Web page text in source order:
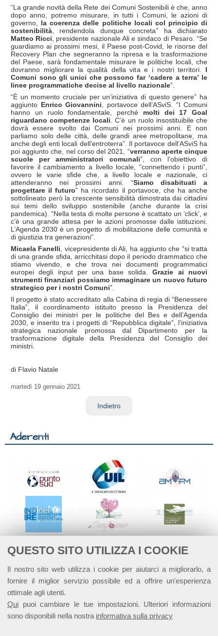
QUESTO SITO UTILIZZA I COOKIE
Il nostro sito web utilizza i cookie per aiutarci a migliorarlo, a
fornire il miglior servizio possibile ed a offrire un'esperienza
ottimale agli utenti.
Qui puoi cambiare le tue impostazioni. Ulteriori informazioni
sono disponibili nella nostra informativa sulla privacy
“La grande novità della Rete dei Comuni Sostenibili è che, anno
dopo anno, potremo misurare, in tutti i Comuni, le azioni di
governo, la coerenza delle politiche locali col principio di
sostenibilità , rendendola dunque concreta” ha dichiarato
Matteo Ricci , presidente nazionale Ali e sindaco di Pesaro. “Se
guardiamo ai prossimi mesi, il Paese post-Covid, le risorse del
Recovery Plan che segneranno la ripresa e la trasformazione
del Paese, sarà fondamentale misurare le politiche locali, che
dovranno migliorare la qualità della vita e i nostri territori. I
Comuni sono gli unici che possono far ‘cadere a terra’ le
linee programmatiche decise al livello nazionale”.
“È un momento cruciale per un’iniziativa di questo genere” ha
aggiunto Enrico Giovannini , portavoce dell’ASviS. “I Comuni
hanno un ruolo fondamentale, perché molti dei 17 Goal
riguardano competenze locali . C’è un ruolo insostituibile che
dovrà essere svolto dai Comuni nei prossimi anni. E non
parliamo solo delle città, delle grandi aree metropolitane, ma
anche degli enti locali dell’entroterra”. Il portavoce dell’ASviS ha
poi aggiunto che, nel corso del 2021, “verranno aperte cinque
scuole per amministratori comunali”, con l’obiettivo di
favorire il cambiamento a livello locale, “connettendo i punti”,
ovvero le varie sfide che, a livello locale e nazionale, ci
attenderanno nei prossimi anni. “Siamo disabituati a
progettare il futuro” ha ricordato il portavoce, che ha anche
sottolineato però la crescente sensibilità dimostrata dai cittadini
sui temi dello sviluppo sostenibile (anche durante la crisi
pandemica). “Nella testa di molte persone è scattato un ‘click’, e
c’è una grande attesa per le azioni promosse dalle istituzioni.
L’Agenda 2030 è un progetto di mobilitazione delle comunità e
di giustizia tra generazioni”.
Micaela Fanelli , vicepresidente di Ali, ha aggiunto che “si tratta
di una grande sfida, arricchitasi dopo il periodo drammatico che
stiamo vivendo, e che trova nei documenti programmatici
europei degli input per una base solida.Grazie ai nuovi
strumenti finanziari possiamo immaginare un nuovo futuro
strategico per i nostri Comuni”.
Il progetto è stato accreditato alla Cabina di regia di “Benessere
Italia”, il coordinamento istituito presso la Presidenza del
Consiglio dei ministri per le politiche del Bes e dell’Agenda
2030, e inserito tra i progetti di “Repubblica digitale”, l’iniziativa
strategica nazionale promossa dal Dipartimento per la
trasformazione digitale della Presidenza del Consiglio dei
ministri.
di Flavio Natale
martedì 19 gennaio 2021
Indietro
Aderenti